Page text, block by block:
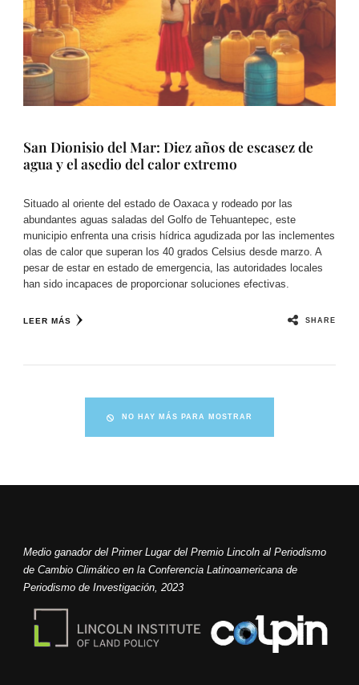
San Dionisio del Mar: Diez años de escasez de
agua y el asedio del calor extremo
Situado al oriente del estado de Oaxaca y rodeado por las
abundantes aguas saladas del Golfo de Tehuantepec, este
municipio enfrenta una crisis hídrica agudizada por las inclementes
olas de calor que superan los 40 grados Celsius desde marzo. A
pesar de estar en estado de emergencia, las autoridades locales
han sido incapaces de proporcionar soluciones efectivas.
LEER MÁS SHARE
NO HAY MÁS PARA MOSTRAR
Medio ganador del Primer Lugar del Premio Lincoln al Periodismo
de Cambio Climático en la Conferencia Latinoamericana de
Periodismo de Investigación, 2023